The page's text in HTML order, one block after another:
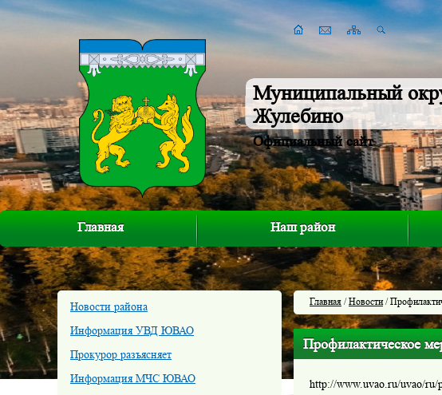
Муниципальный
Жулебино
Официальный сайт
Главная Наш район
Новости района
Информация УВД ЮВАО
Прокурор разъясняет
Информация МЧС ЮВАО
Главная /Новости/
Профилактическое
http://www.uvao.ru/uvao/ru/